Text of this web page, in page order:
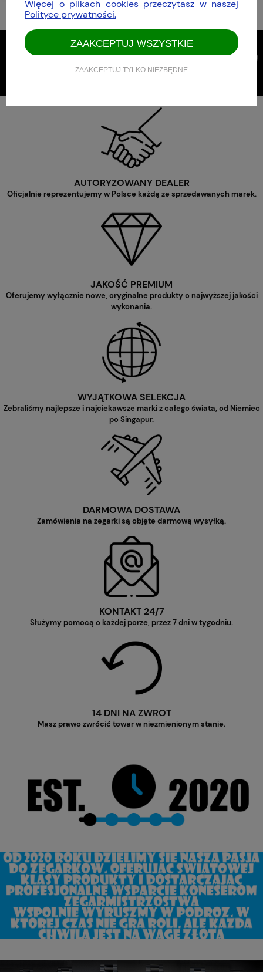
AUTORYZOWANY DEALER
Oficjalnie reprezentujemy w Polsce każdą ze sprzedawanych marek.
JAKOŚĆ PREMIUM
Oferujemy wyłącznie nowe, oryginalne produkty o najwyższej jakości
wykonania.
WYJĄTKOWA SELEKCJA
Zebraliśmy najlepsze i najciekawsze marki z całego świata, od Niemiec
po Singapur.
DARMOWA DOSTAWA
Zamówienia na zegarki są objęte darmową wysyłką.
KONTAKT 24/7
Służymy pomocą o każdej porze, przez 7 dni w tygodniu.
14 DNI NA ZWROT
Masz prawo zwrócić towar w niezmienionym stanie.
Więcej o plikach cookies przeczytasz w naszej
Polityce prywatności.
ZAAKCEPTUJ TYLKO NIEZBĘDNE
ZAAKCEPTUJ WSZYSTKIE